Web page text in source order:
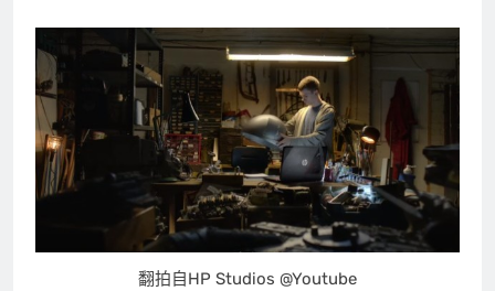
翻拍自HP Studios @Youtube